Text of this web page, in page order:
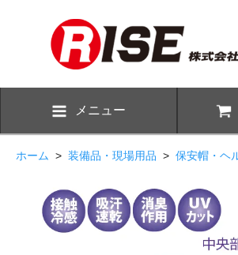
メニュー
ホーム > 装備品・現場用品 > 保安帽・ヘ